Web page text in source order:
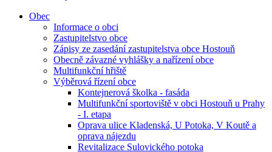
Obec
Informace o obci
Zastupitelstvo obce
Zápisy ze zasedání zastupitelstva obce Hostouň
Obecně závazné vyhlášky a nařízení obce
Multifunkční hřiště
Výběrová řízení obce
Kontejnerová školka - fasáda
Multifunkční sportoviště v obci Hostouň u Prahy
- I. etapa
Oprava ulice Kladenská, U Potoka, V Koutě a
oprava nájezdu
Revitalizace Sulovického potoka